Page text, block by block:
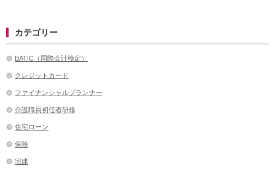
カテゴリー
BATIC（国際会計検定）
クレジットカード
ファイナンシャルプランナー
介護職員初任者研修
住宅ローン
保険
宅建